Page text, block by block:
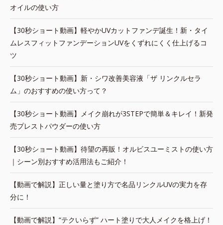
オイルの使い方
【30秒ショート動画】軽やかUVカットファンデ誕生！新・タイ
ムレスフィットファンデーションUVをくずれにくく仕上げるコ
ツ
【30秒ショート動画】新・シワ改善美容液「ザ リンクルセラ
ム」のおすすめの使い方って？
【30秒ショート動画】メイク崩れが3STEPで簡単＆キレイ！新発
売プレストパウダーの使い方
【30秒ショート動画】待望の再販！オルビスユーミストの使い方
｜シーン別おすすめ活用法もご紹介！
【動画で解説】正しい量と塗り方で名品リンクルUVの実力を存
分に！
【動画で解説】“テクいらず” ハート塗りで大人メイクを格上げ！